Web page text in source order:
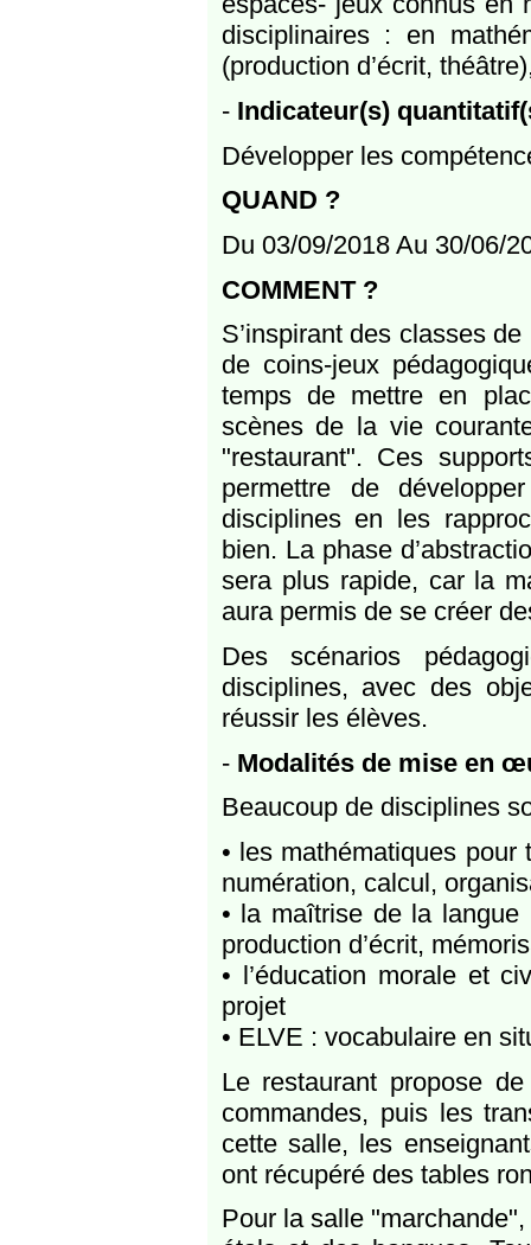
disciplinaires : en
(production d’écrit,
- Indicateur(s)
Développer les
QUAND ?
Du 03/09/2018 Au 30/06/
COMMENT ?
S’inspirant des classes
de coins-jeux
temps de mettre en
scènes de la vie
"restaurant". Ces
permettre de
disciplines en les
bien. La phase
sera plus rapide, car la
aura permis de se créer
Des scénarios
disciplines, avec des
réussir les élèves.
- Modalités de mise en
Beaucoup de disciplines
• les mathématiques
numération, calcul,
• la maîtrise de la
production d’écrit,
• l’éducation morale et
projet
• ELVE : vocabulaire en
Le restaurant propose
commandes, puis les
cette salle, les
ont récupéré des tables
Pour la salle